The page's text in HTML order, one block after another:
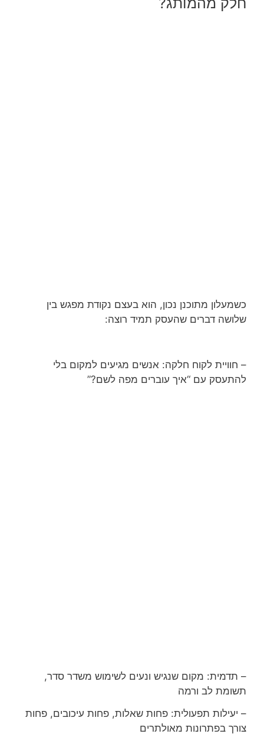
כשמעלון מתוכנן נכון, הוא בעצם נקודת מפגש בין
שלושה דברים שהעסק תמיד רוצה:
– חוויית לקוח חלקה: אנשים מגיעים למקום בלי
להתעסק עם “איך עוברים מפה לשם?”
– תדמית: מקום שנגיש ונעים לשימוש משדר סדר,
תשומת לב ורמה
– יעילות תפעולית: פחות שאלות, פחות עיכובים, פחות
צורך בפתרונות מאולתרים